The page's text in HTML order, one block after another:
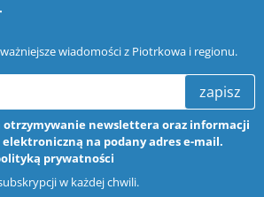
wiadomości z Piotrkowa i regionu.
zapisz
otrzymywanie newslettera oraz informacji
na podany adres e-mail.
prywatności
w każdej chwili.